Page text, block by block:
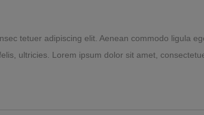
tetuer adipiscing elit. Aenean commodo ligula
ultricies. Lorem ipsum dolor sit amet,